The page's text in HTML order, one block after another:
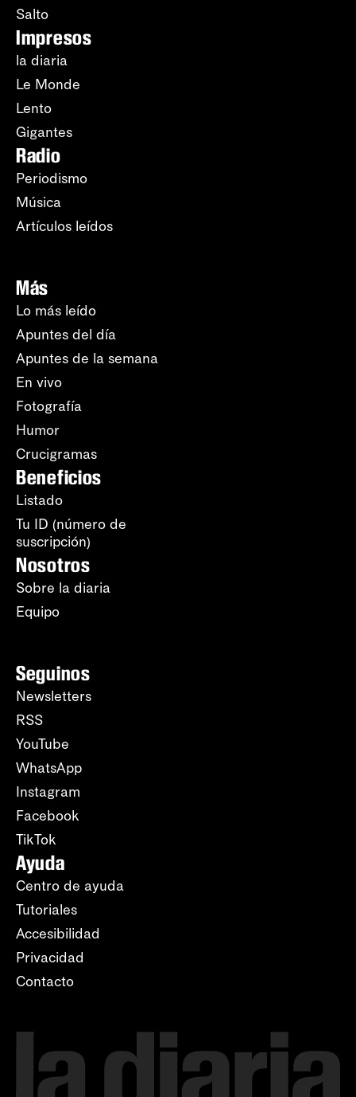
Salto
Impresos
la diaria
Le Monde
Lento
Gigantes
Radio
Periodismo
Música
Artículos leídos
Más
Lo más leído
Apuntes del día
Apuntes de la semana
En vivo
Fotografía
Humor
Crucigramas
Beneficios
Listado
Tu ID (número de
suscripción)
Nosotros
Sobre la diaria
Equipo
Seguinos
Newsletters
RSS
YouTube
WhatsApp
Instagram
Facebook
TikTok
Ayuda
Centro de ayuda
Tutoriales
Accesibilidad
Privacidad
Contacto